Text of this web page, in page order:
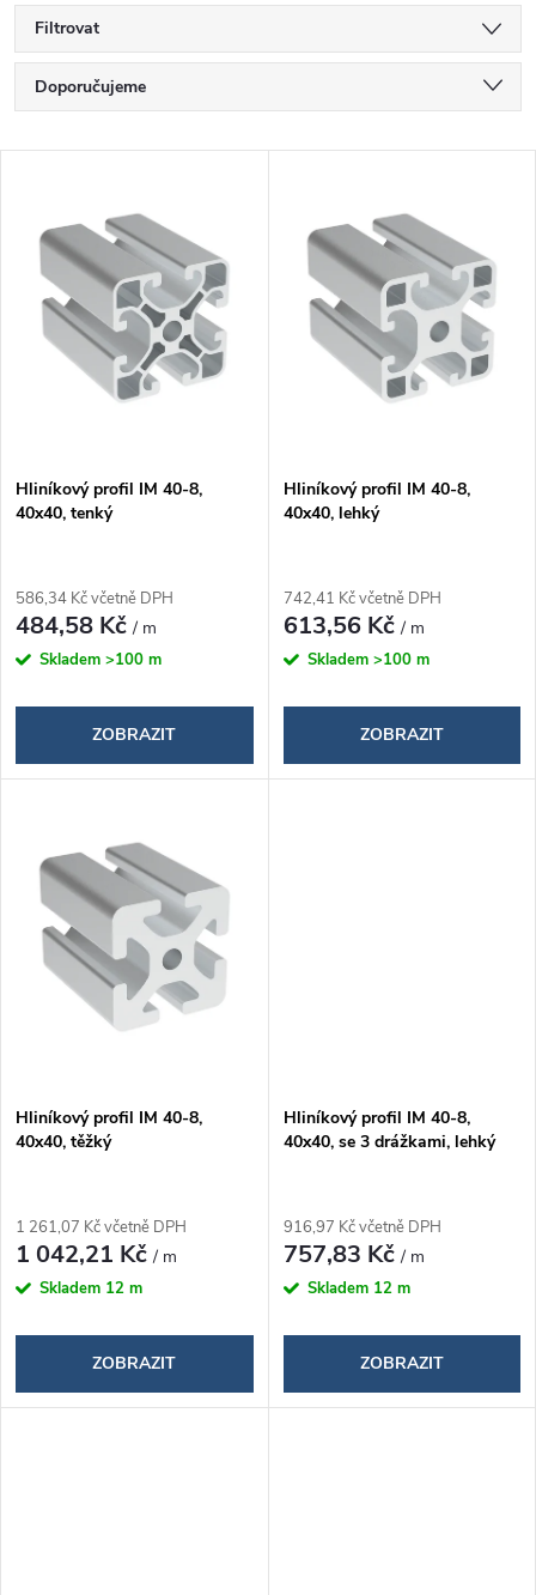
Filtrovat
Ř
a
r
d
u
k
ů
Doporučujeme
Nejprodávanější
Abecedně
p
r
o
d
u
k
ů
Hliníkový profil IM 40-8,
40x40, tenký
586,34 Kč včetně DPH
484,58 Kč/ m
Skladem >100 m
ZOBRAZIT
Hliníkový profil IM 40-8,
40x40, lehký
742,41 Kč včetně DPH
613,56 Kč/ m
Skladem >100 m
ZOBRAZIT
Hliníkový profil IM 40-8,
40x40, těžký
1 261,07 Kč včetně DPH
1 042,21 Kč/ m
Skladem 12 m
ZOBRAZIT
Hliníkový profil IM 40-8,
40x40, se 3 drážkami, lehký
916,97 Kč včetně DPH
757,83 Kč/ m
Skladem 12 m
ZOBRAZIT